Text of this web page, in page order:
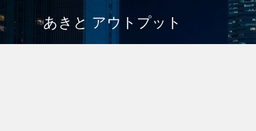
あきと アウトプット